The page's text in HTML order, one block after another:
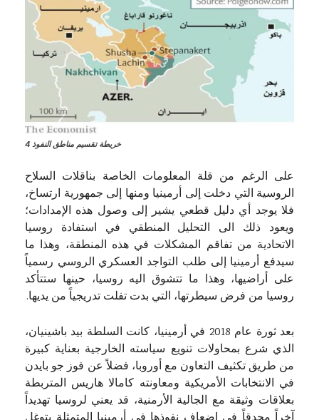
خريطة تقسيم مناطق النفوذ 4
على الرغم من قلة المعلومات الخاصة بناقلات السلاح
الروسية التي دخلت إلى أرمينيا ومنها إلى جمهورية ارتساخ،
فلا يوجد أي دليل قطعي يشير إلى وصول هذه الإمدادات؛
ويعود ذلك الى التحليل المنطقي في استفادة روسيا
الاتحادية من تفاقم المشكلات في هذه المنطقة، وهذا ما
سيدفع أرمينيا إلى طلب التواجد العسكري الروسي رسمياً
على أراضيها، وهذا ما تتشوق اليه روسيا، حينها ستتأكد
روسيا من فرض سيطرتها، التي بدت تفلت تدريجياً من يديها.
بعد ثورة عام 2018 في أرمينيا، كانت السلطة بيد باشينيان،
الذي شرع بمحاولات تنويع سياسته الخارجية بعناية كبيرة
من طريق تكثيف التعاون مع أوروبا، فضلاً عن فوز جو بايدن
في الانتخابات الأمريكية ومعاونته كامالا هاريس المتربطة
بعلاقات وثيقة مع الجالية الأرمنية، قد يعني لروسيا تهديداً